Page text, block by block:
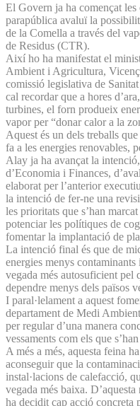
El Govern ja ha començat
parapública avaluï la
de la Comella a través del
de Residus (CTR).
Així ho ha manifestat el
Ambient i Agricultura,
comissió legislativa de
cal recordar que a hores
turbines, el forn produeix
vapor per “donar calor a la
Aquest és un dels treballs
fa a les energies renovables,
Alay ja ha avançat la
d’Economia i Finances,
elaborat per l’anterior
la intenció de fer-ne una
les prioritats que s’han
potenciar les polítiques de
fomentar la implantació de
La intenció final és que de
energies menys
vegada més autosuficient pel
dependre menys dels països
I paral·lelament a aquest
departament de Medi
per regular d’una manera
vessaments com els que
A més a més, aquesta feina
aconseguir que la
instal·lacions de calefacció,
vegada més baixa.
ha decidit cap acció concreta